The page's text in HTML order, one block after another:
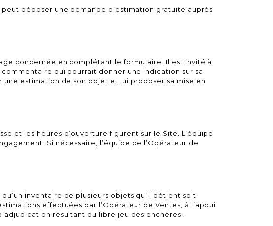
déposer une demande d’estimation gratuite auprès
concernée en complétant le formulaire. Il est invité à
qui pourrait donner une indication sur sa
une estimation de son objet et lui proposer sa mise en
et les heures d’ouverture figurent sur le Site. L’équipe
Si nécessaire, l’équipe de l’Opérateur de
inventaire de plusieurs objets qu’il détient soit
effectuées par l’Opérateur de Ventes, à l’appui
résultant du libre jeu des enchères.